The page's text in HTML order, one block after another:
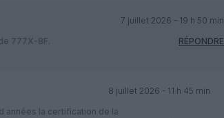
7 juillet 2026 - 19 h 50 min
777X-8F.
RÉPONDRE
8 juillet 2026 - 11 h 45 min
années la certification de la